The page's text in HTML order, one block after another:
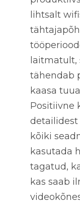
lihtsalt
laitmatult,
tähendab
kaasa
Positiivne
detailidest
kõiki
kasutada
tagatud,
kas saab